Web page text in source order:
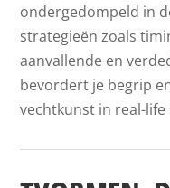
ondergedompeld in
strategieën zoals
aanvallende en
bevordert je begrip
vechtkunst in real-life